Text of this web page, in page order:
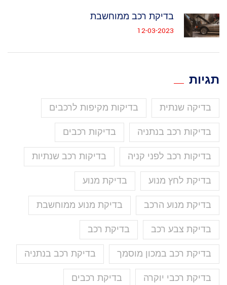
בדיקת רכב ממוחשבת
12-03-2023
תגיות
בדיקה שנתית בדיקות מקיפות לרכבים
בדיקות רכב בנתניה בדיקות רכבים
בדיקות רכב לפני קניה בדיקות רכב שנתיות
בדיקת לחץ מנוע בדיקת מנוע
בדיקת מנוע הרכב בדיקת מנוע ממוחשבת
בדיקת צבע רכב בדיקת רכב
בדיקת רכב במכון מוסמך בדיקת רכב בנתניה
בדיקת רכבי יוקרה בדיקת רכבים